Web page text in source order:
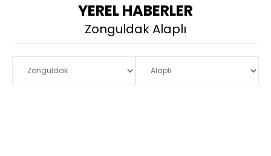
YEREL HABERLER
Zonguldak Alaplı